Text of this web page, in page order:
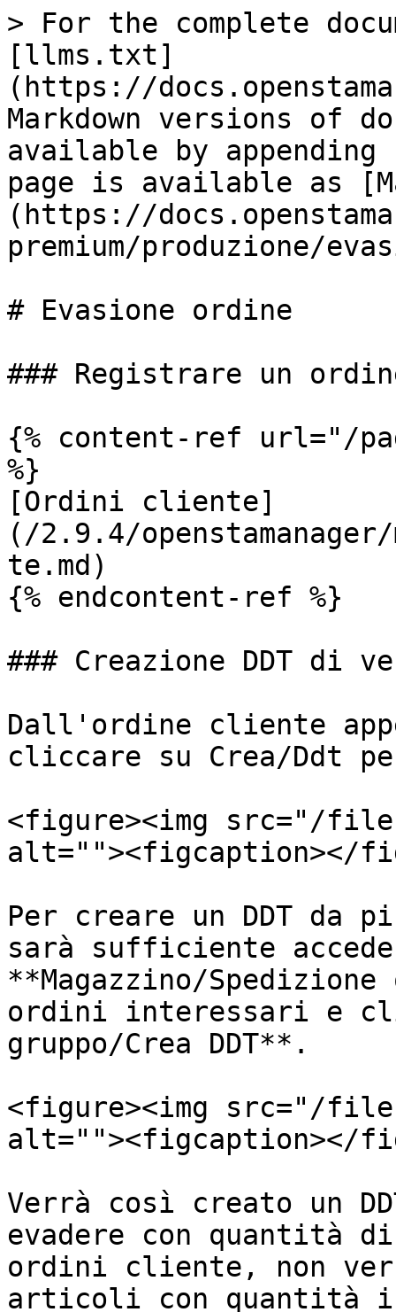
> For the complete
[llms.txt]
(https://
Markdown versions of
available by
page is available as
(https://
premium/produzione/
# Evasione ordine
### Registrare un
{% content-ref url="/
%}
[Ordini cliente]
(/2.9.4/
te.md)
{% endcontent-ref %}
### Creazione DDT di
Dall'ordine cliente
cliccare su Crea/Ddt
<figure><img src="/files/
alt=""><figcaption></
Per creare un DDT da
sarà sufficiente
**Magazzino/
ordini interessari e
gruppo/Crea DDT**.
<figure><img src="/
alt=""><figcaption></
Verrà così creato un
evadere con quantità
ordini cliente, non
articoli con quantità